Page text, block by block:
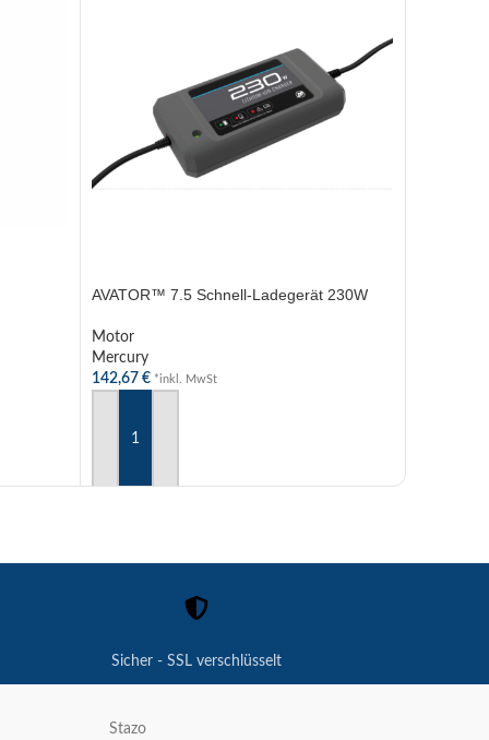
AVATOR™ 7.5 Schnell-Ladegerät 230W
Motor
Mercury
142,67 € *inkl. MwSt
Sicher - SSL verschlüsselt
Stazo